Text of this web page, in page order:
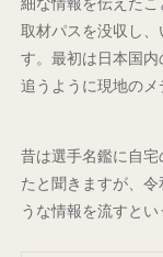
取材パスを没収し
す。最初は日本国
追うように現地のメ
昔は選手名鑑に自
たと聞きますが、
うな情報を流すと